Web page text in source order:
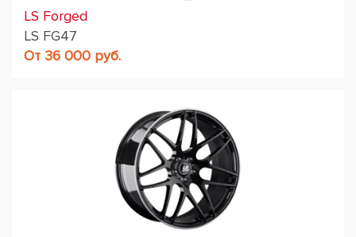
LS Forged
LS FG47
От 36 000 руб.